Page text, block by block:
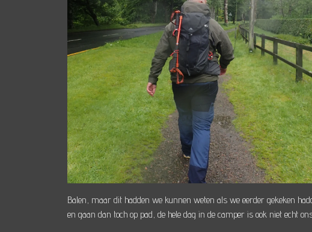
Balen, maar dit hadden we kunnen weten als we eerder gekeken
en gaan dan toch op pad, de hele dag in de camper is ook niet echt